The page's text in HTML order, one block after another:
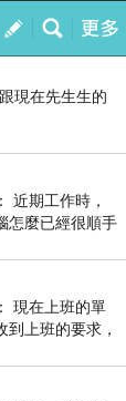
我的
訂閱
現在先生生的
近期工作時，
怎麼已經很順手
現在上班的單
上班的要求，